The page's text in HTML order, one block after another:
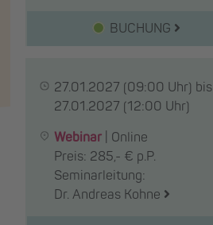
BUCHUNG
27.01.2027 (09:00 Uhr) bis
27.01.2027 (12:00 Uhr)
Webinar
Online
Preis: 285,- € p.P.
Seminarleitung:
Dr. Andreas Kohne